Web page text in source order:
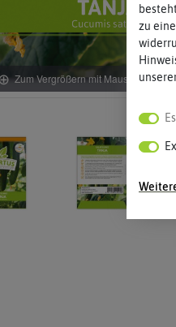
Zum Vergrößern mit Maus über das
zu